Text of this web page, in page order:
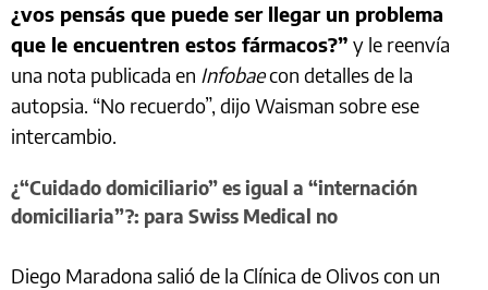
¿vos pensás que puede ser llegar un problema
que le encuentren estos fármacos?” y le reenvía
una nota publicada en Infobaecon detalles de la
autopsia. “No recuerdo”, dijo Waisman sobre ese
intercambio.
¿“Cuidado domiciliario” es igual a “internación
domiciliaria”?: para Swiss Medical no
Diego Maradona salió de la Clínica de Olivos con un